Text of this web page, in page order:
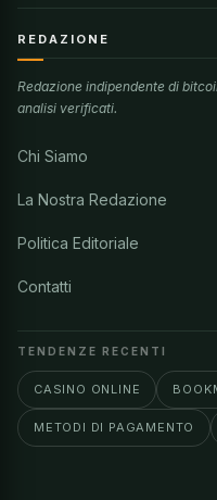
REDAZIONE
Redazione indipendente di
analisi verificati.
Chi Siamo
La Nostra Redazione
Politica Editoriale
Contatti
TENDENZE RECENTI
CASINO ONLINE
METODI DI PAGAMENTO